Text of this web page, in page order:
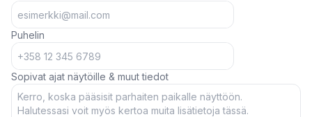
Puhelin
Sopivat ajat näytöille & muut tiedot